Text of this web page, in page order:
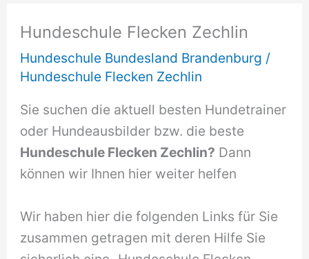
Hundeschule Flecken Zechlin
Hundeschule Bundesland Brandenburg /
Hundeschule Flecken Zechlin
Sie suchen die aktuell besten Hundetrainer
oder Hundeausbilder bzw. die beste
Hundeschule Flecken Zechlin? Dann
können wir Ihnen hier weiter helfen
Wir haben hier die folgenden Links für Sie
zusammen getragen mit deren Hilfe Sie